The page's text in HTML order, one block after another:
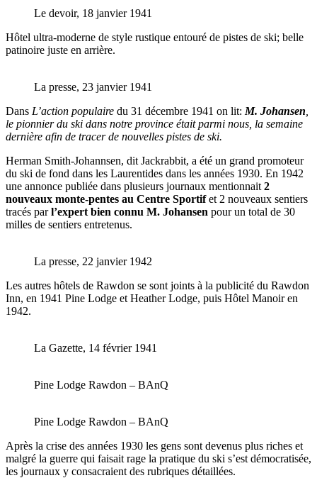
Le devoir, 18 janvier 1941
Hôtel ultra-moderne de style rustique entouré de pistes de ski; belle
patinoire juste en arrière.
La presse, 23 janvier 1941
Dans L’action populaire du 31 décembre 1941 on lit: M. Johansen
le pionnier du ski dans notre province était parmi nous, la semaine
dernière afin de tracer de nouvelles pistes de ski.
Herman Smith-Johannsen, dit Jackrabbit, a été un grand promoteur
du ski de fond dans les Laurentides dans les années 1930. En 1942
une annonce publiée dans plusieurs journaux mentionnait 2
nouveaux monte-pentes au Centre Sportifet 2 nouveaux sentiers
tracés parl’expert bien connu M. Johansen pour un total de 30
milles de sentiers entretenus.
La presse, 22 janvier 1942
Les autres hôtels de Rawdon se sont joints à la publicité du Rawdon
Inn, en 1941 Pine Lodge et Heather Lodge, puis Hôtel Manoir en
1942.
La Gazette, 14 février 1941
Pine Lodge Rawdon – BAnQ
Pine Lodge Rawdon – BAnQ
Après la crise des années 1930 les gens sont devenus plus riches et
malgré la guerre qui faisait rage la pratique du ski s’est démocratisée,
les journaux y consacraient des rubriques détaillées.